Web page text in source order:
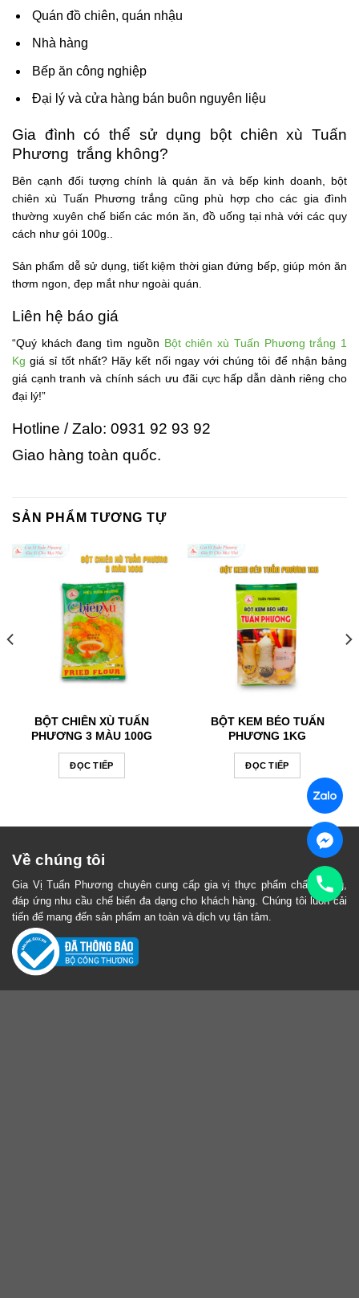
Quán đồ chiên, quán nhậu
Nhà hàng
Bếp ăn công nghiệp
Đại lý và cửa hàng bán buôn nguyên liệu
Gia đình có thể sử dụng
bột chiên xù Tuấn
Phương trắng không?
Bên cạnh đối tượng chính là quán ăn và bếp kinh doanh, bột
chiên xù Tuấn Phương trắng cũng phù hợp cho các gia đình
thường xuyên chế biến các món ăn, đồ uống tại nhà với các quy
cách như gói 100g..
Sản phẩm dễ sử dụng, tiết kiệm thời gian đứng bếp, giúp món ăn
thơm ngon, đẹp mắt như ngoài quán.
Liên hệ báo giá
“Quý khách đang tìm nguồn Bột chiên xù Tuấn Phương trắng 1
Kg giá sỉ tốt nhất? Hãy kết nối ngay với chúng tôi để nhận bảng
giá cạnh tranh và chính sách ưu đãi cực hấp dẫn dành riêng cho
đại lý!”
Hotline / Zalo: 0931 92 93 92
Giao hàng toàn quốc.
SẢN PHẨM TƯƠNG TỰ
BỘT CHIÊN XÙ TUẤN
PHƯƠNG 3 MÀU 100G
ĐỌC TIẾP
BỘT KEM BÉO TUẤN
PHƯƠNG 1KG
ĐỌC TIẾP
Về chúng tôi
Gia Vị Tuấn Phương chuyên cung cấp gia vị thực phẩm chất lượng,
đáp ứng nhu cầu chế biến đa dạng cho khách hàng. Chúng tôi luôn cải
tiến để mang đến sản phẩm an toàn và dịch vụ tận tâm.